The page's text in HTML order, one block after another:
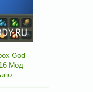
God
Мод